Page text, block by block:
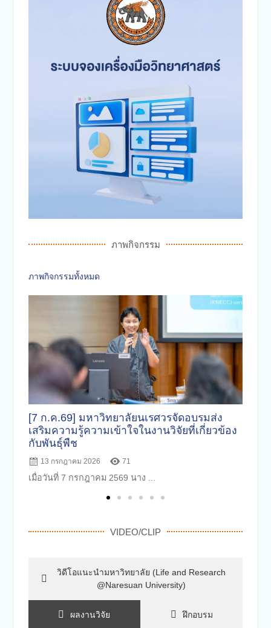
ภาพกิจกรรม
ภาพกิจกรรมทั้งหมด
[7 ก.ค.69] มหาวิทยาลัยนเรศวรจัดอบรมส่ง
เสริมความรู้ความเข้าใจในงานวิจัยที่เกี่ยวข้อง
กับพันธุ์พืช
13 กรกฎาคม 2026 71
เมื่อวันที่ 7 กรกฎาคม 2569 นาง ...
VIDEO/CLIP
วิดีโอแนะนำมหาวิทยาลัย (Life and Research
@Naresuan University)
ผลงานวิจัย ฝึกอบรม